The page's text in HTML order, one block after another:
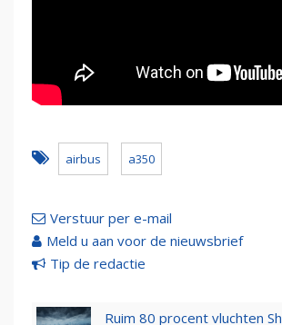
airbus a350
Verstuur per e-mail
Meld u aan voor de nieuwsbrief
Tip de redactie
Ruim 80 procent vluchten